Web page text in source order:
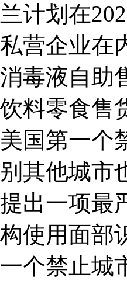
兰计划在
私营企业在
消毒液自助
饮料零食售
美国第一个
别其他城市
提出一项最
构使用面部
一个禁止城